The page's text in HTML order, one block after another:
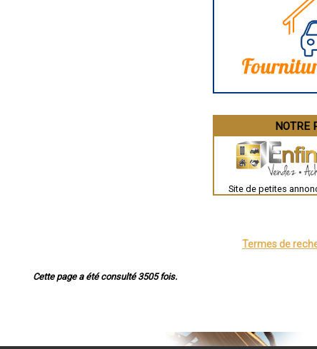
Cette page a été consulté 3505 fois.
Brive-la-Gaillarde
Guéret
Besançon
Évreux
Chartres
Nîmes
Auch
Orléans
Cahors
NOTRE
Site de petites
Termes de